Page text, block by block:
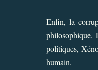
Enfin, la
philosophique.
politiques,
humain.